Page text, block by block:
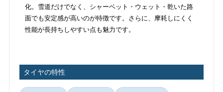
化。雪道だけでなく、シャーベット・ウェット・乾いた路
面でも安定感が高いのが特徴です。さらに、摩耗しにくく
性能が長持ちしやすい点も魅力です。
タイヤの特性